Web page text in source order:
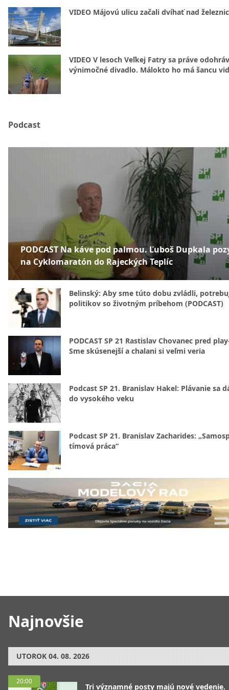
Najnovšie
UTOROK 04. 08. 2026
20:00
Tri významné posty majú nové vedenie.
VIDEO Májovú ulicu začali dvíhať nad
VIDEO V lesoch Veľkej Fatry sa práve
výnimočné divadlo. Málokto ho má šancu
Podcast
PODCAST Na káve pod palmou. Ľuboš Dupkala
na Cyklomaratón do Rajeckých Teplíc
Belinský: Aby sme túto dobu zvládli,
politikov so životným príbehom (PODCAST)
PODCAST SP 21 Rastislav Chovanec pred
Sme skúsenejší a chalani si veľmi veria
Podcast SP 21. Branislav Hakel: Plávanie sa
do vysokého veku
Podcast SP 21. Branislav Zacharides:
tímová práca“